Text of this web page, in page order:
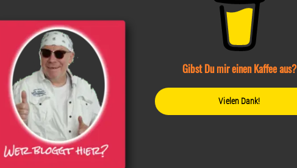
Gibst Du mir einen Kaffee aus?
Vielen Dank!